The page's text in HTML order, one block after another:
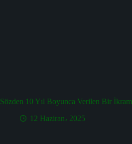
Sözden 10 Yıl Boyunca Verilen Bir İkram
12 Haziran، 2025